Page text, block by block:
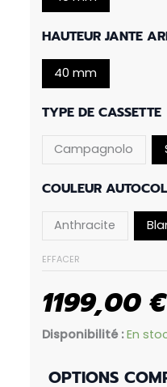
HAUTEUR JANTE
40 mm
TYPE DE CASSETTE
Campagnolo
COULEUR
Anthracite
EFFACER
1199,00 €
Disponibilité : En
OPTIONS